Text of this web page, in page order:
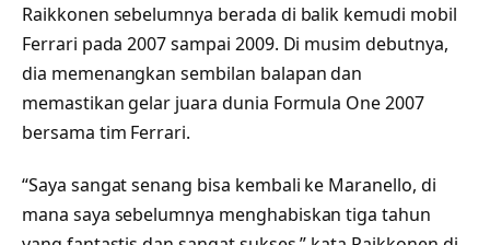
Raikkonen sebelumnya berada di balik kemudi mobil
Ferrari pada 2007 sampai 2009. Di musim debutnya,
dia memenangkan sembilan balapan dan
memastikan gelar juara dunia Formula One 2007
bersama tim Ferrari.
“Saya sangat senang bisa kembali ke Maranello, di
mana saya sebelumnya menghabiskan tiga tahun